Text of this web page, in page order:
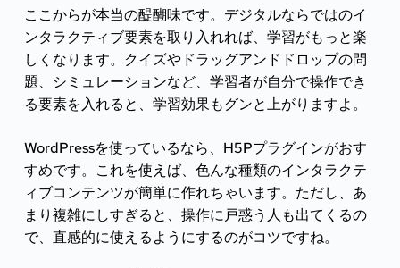
ここからが本当の醍醐味です。デジタルならではのイ
ンタラクティブ要素を取り入れれば、学習がもっと楽
しくなります。クイズやドラッグアンドドロップの問
題、シミュレーションなど、学習者が自分で操作でき
る要素を入れると、学習効果もグンと上がりますよ。
WordPressを使っているなら、H5Pプラグインがおす
すめです。これを使えば、色んな種類のインタラクテ
ィブコンテンツが簡単に作れちゃいます。ただし、あ
まり複雑にしすぎると、操作に戸惑う人も出てくるの
で、直感的に使えるようにするのがコツですね。